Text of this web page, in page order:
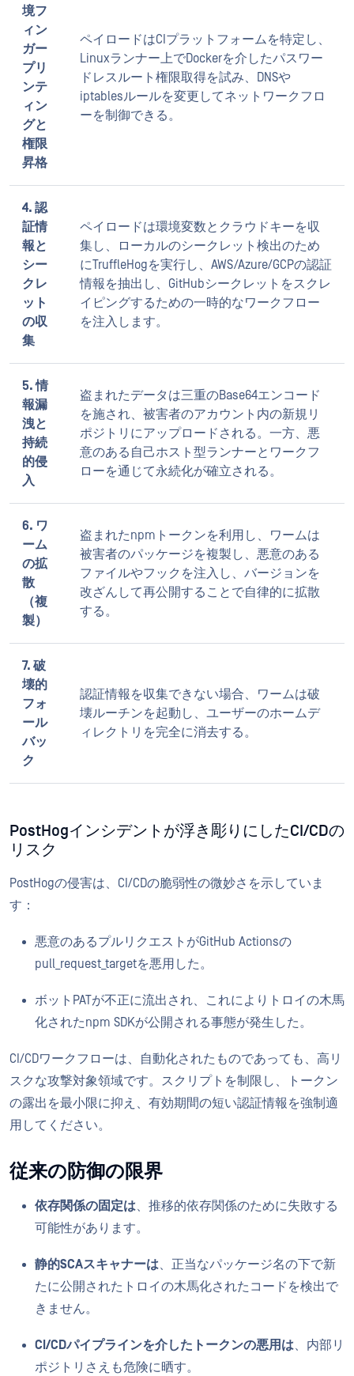
境フ
ィン
ガー
プリ
ンテ
ィン
グと
権限
昇格
ペイロードはCIプラットフォームを特定し、
Linuxランナー上でDockerを介したパスワー
ドレスルート権限取得を試み、DNSや
iptablesルールを変更してネットワークフロ
ーを制御できる。
4. 認
証情
報と
シー
クレ
ット
の収
集
ペイロードは環境変数とクラウドキーを収
集し、ローカルのシークレット検出のため
にTruffleHogを実行し、AWS/Azure/GCPの認証
情報を抽出し、GitHubシークレットをスクレ
イピングするための一時的なワークフロー
を注入します。
5. 情
報漏
洩と
持続
的侵
入
盗まれたデータは三重のBase64エンコード
を施され、被害者のアカウント内の新規リ
ポジトリにアップロードされる。一方、悪
意のある自己ホスト型ランナーとワークフ
ローを通じて永続化が確立される。
6. ワ
ーム
の拡
散
（複
製）
盗まれたnpmトークンを利用し、ワームは
被害者のパッケージを複製し、悪意のある
ファイルやフックを注入し、バージョンを
改ざんして再公開することで自律的に拡散
する。
7. 破
壊的
フォ
ール
バッ
ク
認証情報を収集できない場合、ワームは破
壊ルーチンを起動し、ユーザーのホームデ
ィレクトリを完全に消去する。
PostHogインシデントが浮き彫りにしたCI/CDの
リスク
PostHogの侵害は、CI/CDの脆弱性の微妙さを示していま
す：
悪意のあるプルリクエストがGitHub Actionsの
pull_request_targetを悪用した。
ボットPATが不正に流出され、これによりトロイの木馬
化されたnpm SDKが公開される事態が発生した。
CI/CDワークフローは、自動化されたものであっても、高リ
スクな攻撃対象領域です。スクリプトを制限し、トークン
の露出を最小限に抑え、有効期間の短い認証情報を強制適
用してください。
従来の防御の限界
依存関係の固定は、推移的依存関係のために失敗する
可能性があります。
静的SCAスキャナーは、正当なパッケージ名の下で新
たに公開されたトロイの木馬化されたコードを検出で
きません。
CI/CDパイプラインを介したトークンの悪用は、内部リ
ポジトリさえも危険に晒す。